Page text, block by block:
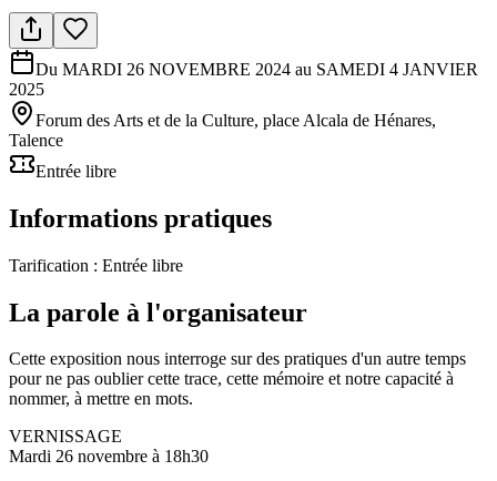
Du MARDI 26 NOVEMBRE 2024 au SAMEDI 4 JANVIER
2025
Forum des Arts et de la Culture, place Alcala de Hénares,
Talence
Entrée libre
Informations pratiques
Tarification : Entrée libre
La parole à l'organisateur
Cette exposition nous interroge sur des pratiques d'un autre temps
pour ne pas oublier cette trace, cette mémoire et notre capacité à
nommer, à mettre en mots.
VERNISSAGE
Mardi 26 novembre à 18h30